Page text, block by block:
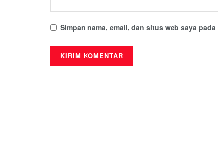
Simpan nama, email, dan situs web saya